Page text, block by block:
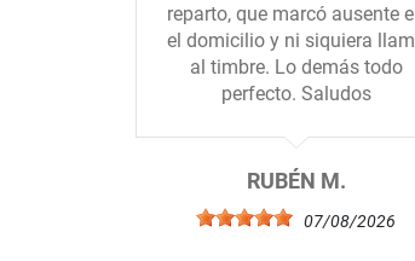
reparto, que marcó ausente
el domicilio y ni siquiera
al timbre. Lo demás todo
perfecto. Saludos
RUBÉN M.
07/08/2026